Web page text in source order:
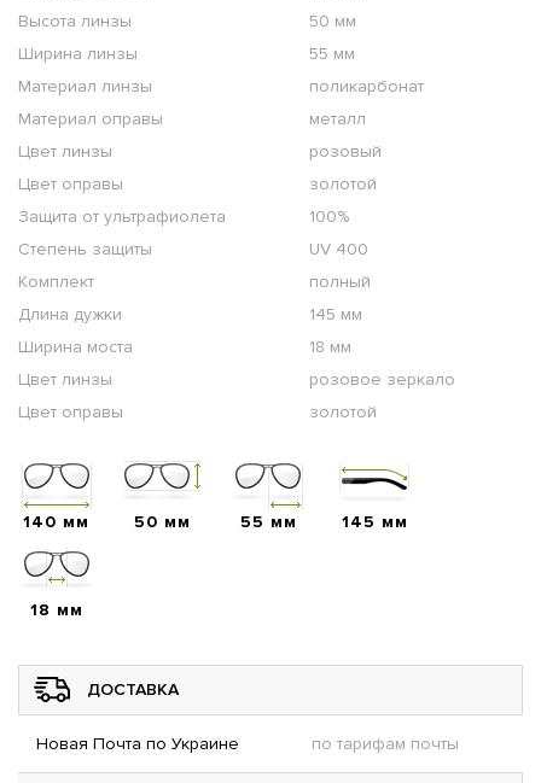
Высота линзы
50 мм
Ширина линзы
55 мм
Материал линзы
поликарбонат
Материал оправы
металл
Цвет линзы
розовый
Цвет оправы
золотой
Защита от ультрафиолета
100%
Степень защиты
UV 400
Комплект
полный
Длина дужки
145 мм
Ширина моста
18 мм
Цвет линзы
розовое зеркало
Цвет оправы
золотой
140 мм 50 мм 55 мм 145 мм
18 мм
ДОСТАВКА
Новая Почта по Украине по тарифам почты